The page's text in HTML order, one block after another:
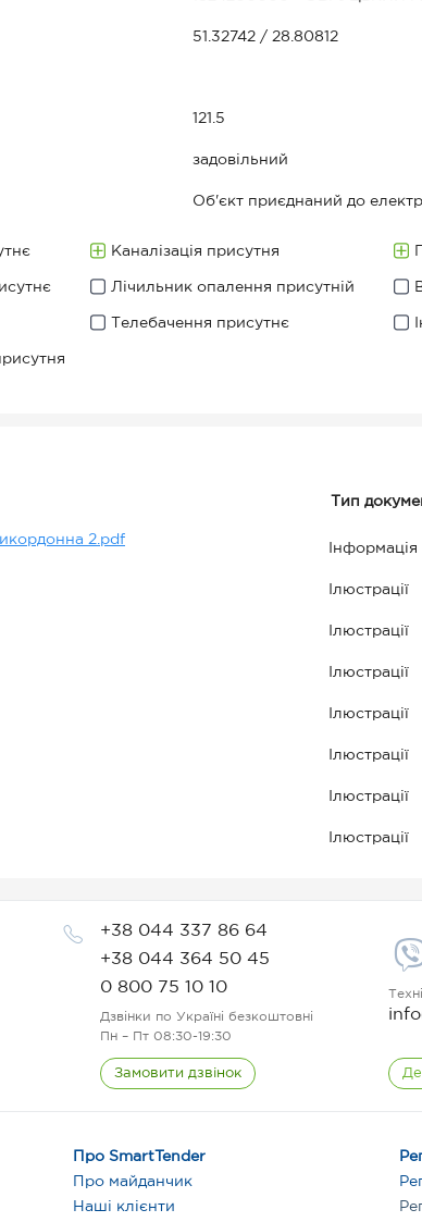
51.32742 / 28.80812
121.5
задовільний
Об'єкт приєднаний до
Каналізація присутня
Лічильник опалення присутній
Телебачення присутнє
Тип
2.pdf
Ілюстрації
Ілюстрації
Ілюстрації
Ілюстрації
Ілюстрації
Ілюстрації
Ілюстрації
+38 044 337 86 64
+38 044 364 50 45
0 800 75 10 10
Дзвінки по Україні безкоштовні
Пн – Пт 08:30-19:30
Замовити дзвінок
Про SmartTender
Про майданчик
Наші клієнти